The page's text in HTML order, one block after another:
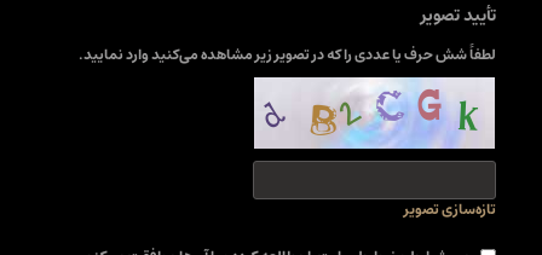
تأیید تصویر
لطفاً شش حرف یا عددی را که در تصویر زیر مشاهده می‌کنید وارد نمایید.
تازه‌سازی تصویر